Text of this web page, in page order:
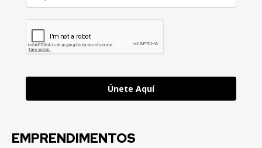
Únete Aquí
EMPRENDIMENTOS